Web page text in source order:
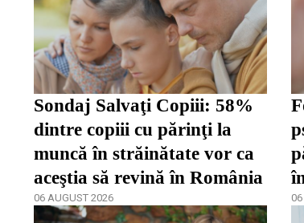
Sondaj Salvaţi Copiii: 58%
dintre copiii cu părinţi la
muncă în străinătate vor ca
aceştia să revină în România
06 AUGUST 2026